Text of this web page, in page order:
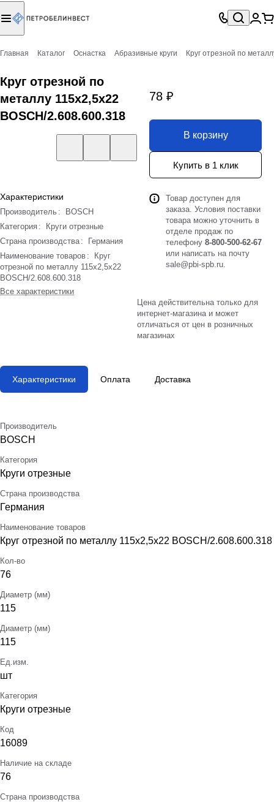
Главная Каталог Оснастка Абразивные круги Круг отрезной по
Круг отрезной по
металлу 115х2,5х22
BOSCH/2.608.600.318
Характеристики
Производитель :
BOSCH
Категория :
Круги отрезные
Страна производства :
Германия
Наименование товаров :
Круг
отрезной по металлу 115х2,5х22
BOSCH/2.608.600.318
Все характеристики
78 ₽
В корзину
Купить в 1 клик
Товар доступен для
заказа. Условия поставки
товара можно уточнить в
отделе продаж по
телефону 8-800-500-62-67
или написать на почту
sale@pbi-spb.ru.
Цена действительна только для
интернет-магазина и может
отличаться от цен в розничных
магазинах
Характеристики Оплата Доставка
Производитель
BOSCH
Категория
Круги отрезные
Страна производства
Германия
Наименование товаров
Круг отрезной по металлу 115х2,5х22 BOSCH/2.608.600.318
Кол-во
76
Диаметр (мм)
115
Диаметр (мм)
115
Ед.изм.
шт
Категория
Круги отрезные
Код
16089
Наличие на складе
76
Страна производства